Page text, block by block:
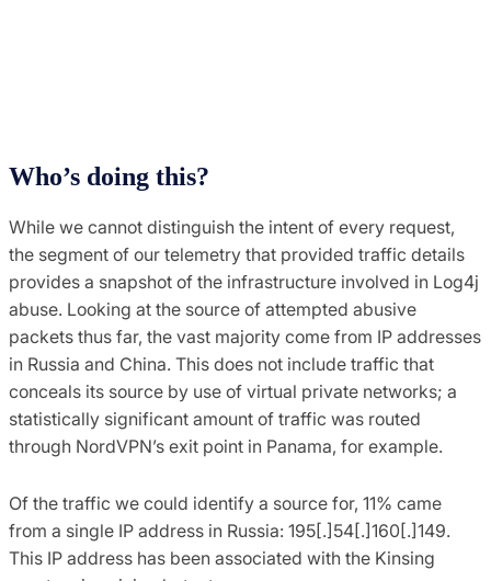
Who’s doing this?
While we cannot distinguish the intent of every request,
the segment of our telemetry that provided traffic details
provides a snapshot of the infrastructure involved in Log4j
abuse. Looking at the source of attempted abusive
packets thus far, the vast majority come from IP addresses
in Russia and China. This does not include traffic that
conceals its source by use of virtual private networks; a
statistically significant amount of traffic was routed
through NordVPN’s exit point in Panama, for example.
Of the traffic we could identify a source for, 11% came
from a single IP address in Russia: 195[.]54[.]160[.]149.
This IP address has been associated with the Kinsing